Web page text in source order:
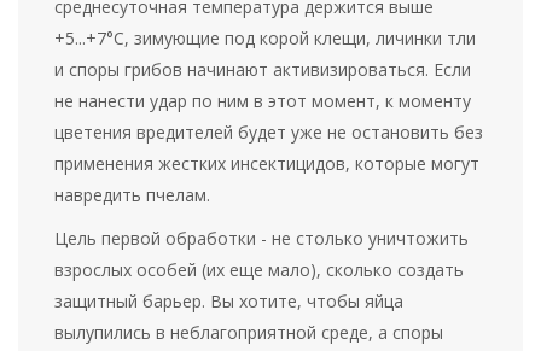
среднесуточная температура держится выше
+5...+7°C, зимующие под корой клещи, личинки тли
и споры грибов начинают активизироваться. Если
не нанести удар по ним в этот момент, к моменту
цветения вредителей будет уже не остановить без
применения жестких инсектицидов, которые могут
навредить пчелам.
Цель первой обработки - не столько уничтожить
взрослых особей (их еще мало), сколько создать
защитный барьер. Вы хотите, чтобы яйца
вылупились в неблагоприятной среде, а споры